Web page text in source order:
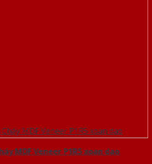
MDF Veneer P1R5 xoan dao